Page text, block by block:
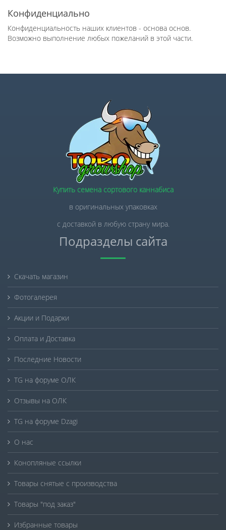
Конфиденциально
Конфиденциальность наших клиентов - основа основ.
Возможно выполнение любых пожеланий в этой части.
Купить семена сортового каннабиса
в оригинальных упаковках
с доставкой в любую страну мира.
Подразделы сайта
Скачать магазин
Фотогалерея
Акции и Подарки
Оплата и Доставка
Последние Новости
TG на форуме ОЛК
Отзывы на ОЛК
TG на форуме Dzagi
О нас
Конопляные ссылки
Товары снятые с производства
Товары "под заказ"
Избранные товары